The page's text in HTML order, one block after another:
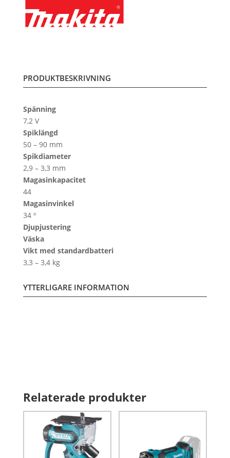
PRODUKTBESKRIVNING
Spänning
7,2 V
Spiklängd
50 – 90 mm
Spikdiameter
2,9 – 3,3 mm
Magasinkapacitet
44
Magasinvinkel
34 º
Djupjustering
Väska
Vikt med standardbatteri
3,3 – 3,4 kg
YTTERLIGARE INFORMATION
Relaterade produkter